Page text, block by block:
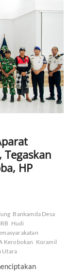
HP
Bankamda Desa
Hudi
Kerobokan Koramil
Utara